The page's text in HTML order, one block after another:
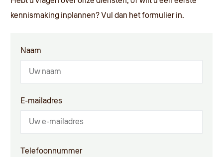
kennismaking inplannen?Vul dan het formulier in.
Naam
E-mailadres
Telefoonnummer